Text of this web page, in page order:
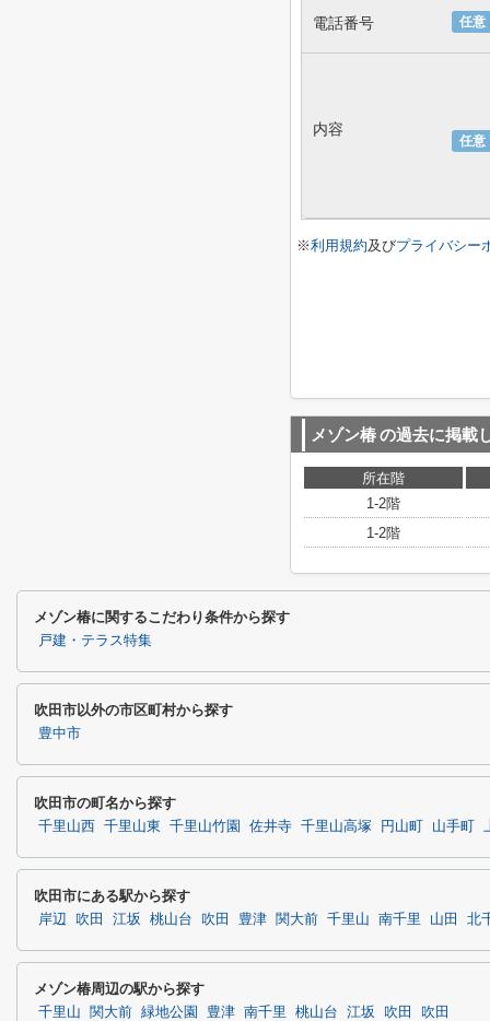
任意
電話番号
任意
内容
※利用規約及びプライバシー
メゾン椿の過去に掲載
所在階
1-2階
1-2階
メゾン椿に関するこだわり条件から探す
戸建・テラス特集
吹田市以外の市区町村から探す
豊中市
吹田市の町名から探す
千里山西 千里山東 千里山竹園 佐井寺 千里山高塚 円山町 山手町
吹田市にある駅から探す
岸辺 吹田 江坂 桃山台 吹田 豊津 関大前 千里山 南千里 山田 北
メゾン椿周辺の駅から探す
千里山 関大前 緑地公園 豊津 南千里 桃山台 江坂 吹田 吹田